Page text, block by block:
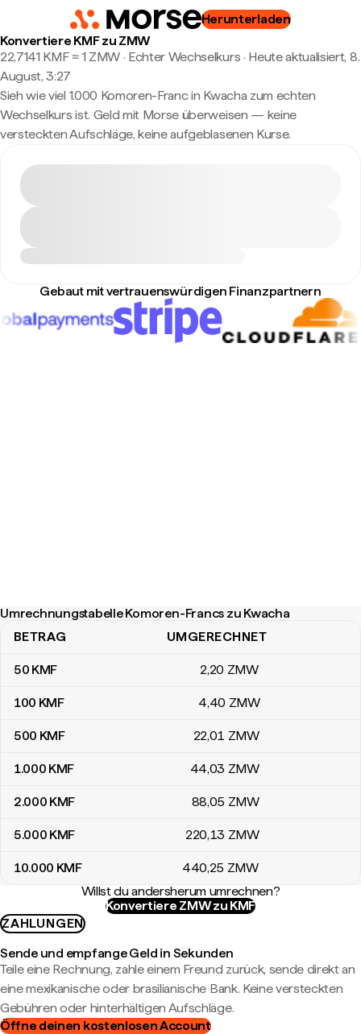
Herunterladen
Konvertiere KMF zu ZMW
22,7141 KMF ≈ 1 ZMW · Echter Wechselkurs · Heute aktualisiert, 8.
August, 3:27
Sieh wie viel 1.000 Komoren-Franc in Kwacha zum echten
Wechselkurs ist. Geld mit Morse überweisen — keine
versteckten Aufschläge, keine aufgeblasenen Kurse.
Gebaut mit vertrauenswürdigen Finanzpartnern
Umrechnungstabelle Komoren-Francs zu Kwacha
Umrechnungstabelle Komoren-Francs zu Kwacha
BETRAG UMGERECHNET
50 KMF 2,20 ZMW
100 KMF 4,40 ZMW
500 KMF 22,01 ZMW
1.000 KMF 44,03 ZMW
2.000 KMF 88,05 ZMW
5.000 KMF 220,13 ZMW
10.000 KMF 440,25 ZMW
Willst du andersherum umrechnen?
Konvertiere ZMW zu KMF
ZAHLUNGEN
Sende und empfange Geld in Sekunden
Teile eine Rechnung, zahle einem Freund zurück, sende direkt an
eine mexikanische oder brasilianische Bank. Keine versteckten
Gebühren oder hinterhältigen Aufschläge.
Öffne deinen kostenlosen Account